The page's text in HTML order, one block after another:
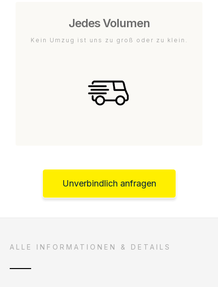
Jedes Volumen
Kein Umzug ist uns zu groß oder zu klein.
Unverbindlich anfragen
ALLE INFORMATIONEN & DETAILS